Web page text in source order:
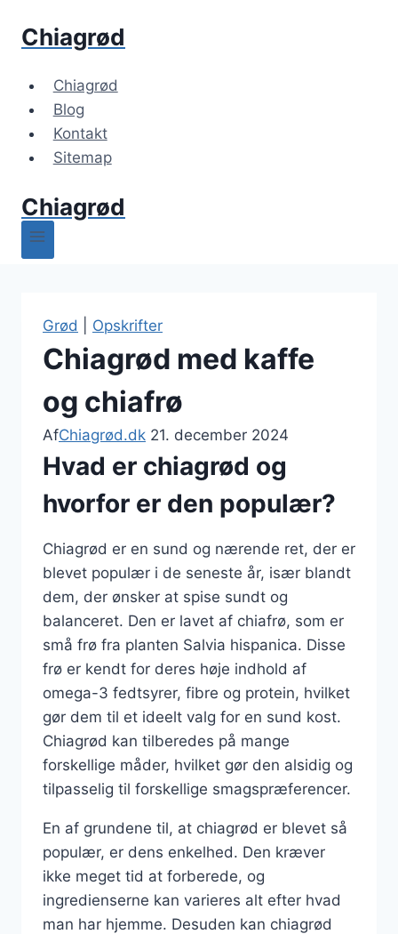
Chiagrød
Chiagrød
Blog
Kontakt
Sitemap
Chiagrød
Grød Opskrifter
Chiagrød med kaffe
og chiafrø
AfChiagrød.dk 21. december 2024
Hvad er chiagrød og
hvorfor er den populær?
Chiagrød er en sund og nærende ret, der er
blevet populær i de seneste år, især blandt
dem, der ønsker at spise sundt og
balanceret. Den er lavet af chiafrø, som er
små frø fra planten Salvia hispanica. Disse
frø er kendt for deres høje indhold af
omega-3 fedtsyrer, fibre og protein, hvilket
gør dem til et ideelt valg for en sund kost.
Chiagrød kan tilberedes på mange
forskellige måder, hvilket gør den alsidig og
tilpasselig til forskellige smagspræferencer.
En af grundene til, at chiagrød er blevet så
populær, er dens enkelhed. Den kræver
ikke meget tid at forberede, og
ingredienserne kan varieres alt efter hvad
man har hjemme. Desuden kan chiagrød